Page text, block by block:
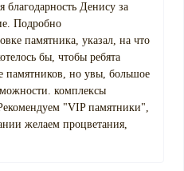
Денису за
Подробно
памятника, указал, на что
бы, чтобы ребята
памятников, но увы, большое
комплексы
"VIP памятники",
желаем процветания,